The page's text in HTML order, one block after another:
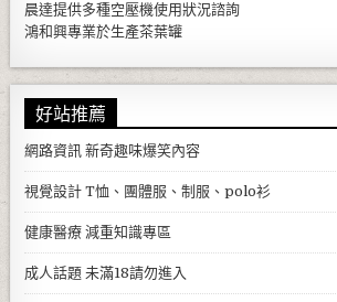
晨達提供多種空壓機使用狀況諮詢
鴻和興專業於生產茶葉罐
好站推薦
網路資訊 新奇趣味爆笑內容
視覺設計 T恤、團體服、制服、polo衫
健康醫療 減重知識專區
成人話題 未滿18請勿進入